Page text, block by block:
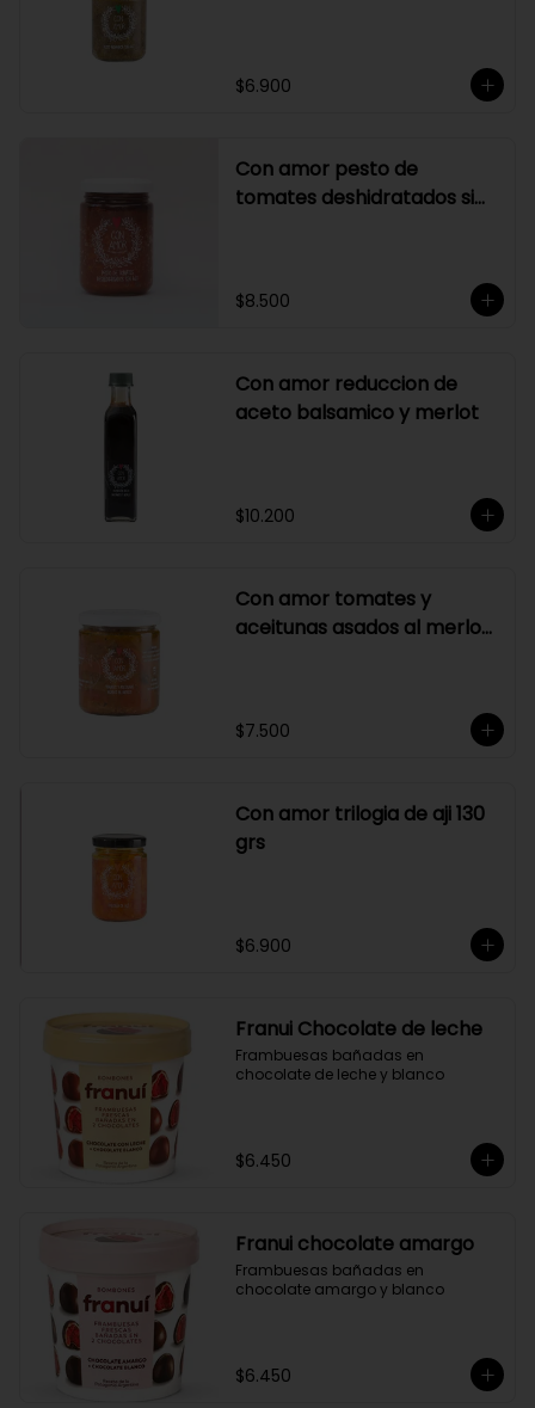
$6.900
Con amor pesto de
tomates deshidratados sin
$8.500
Con amor reduccion de
aceto balsamico y merlot
$10.200
Con amor tomates y
aceitunas asados al merlot
$7.500
Con amor trilogia de aji 130
grs
$6.900
Franui Chocolate de leche
Frambuesas bañadas en
chocolate de leche y blanco
$6.450
Franui chocolate amargo
Frambuesas bañadas en
chocolate amargo y blanco
$6.450